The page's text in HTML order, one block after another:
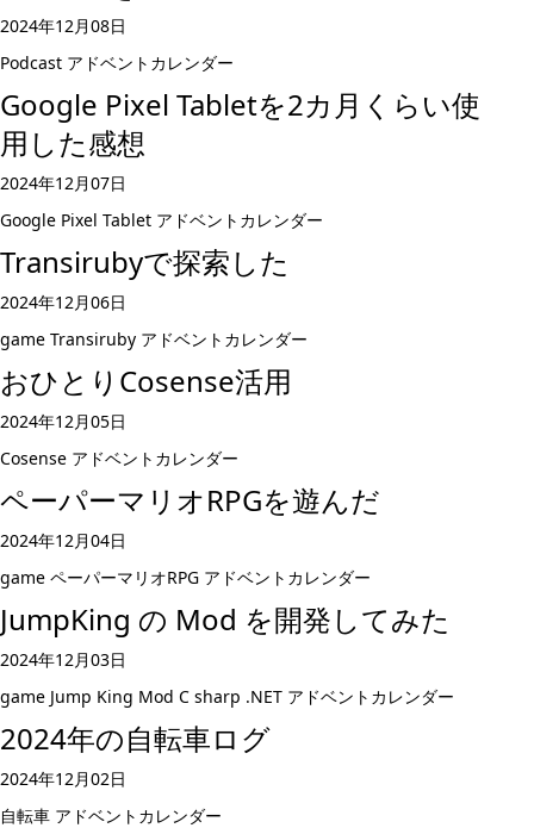
2024年12月08日
Podcast アドベントカレンダー
Google Pixel Tabletを2カ月くらい使
用した感想
2024年12月07日
Google Pixel Tablet アドベントカレンダー
Transirubyで探索した
2024年12月06日
game Transiruby アドベントカレンダー
おひとりCosense活用
2024年12月05日
Cosense アドベントカレンダー
ペーパーマリオRPGを遊んだ
2024年12月04日
game ペーパーマリオRPG アドベントカレンダー
JumpKing の Mod を開発してみた
2024年12月03日
game Jump King Mod C sharp .NET アドベントカレンダー
2024年の自転車ログ
2024年12月02日
自転車 アドベントカレンダー